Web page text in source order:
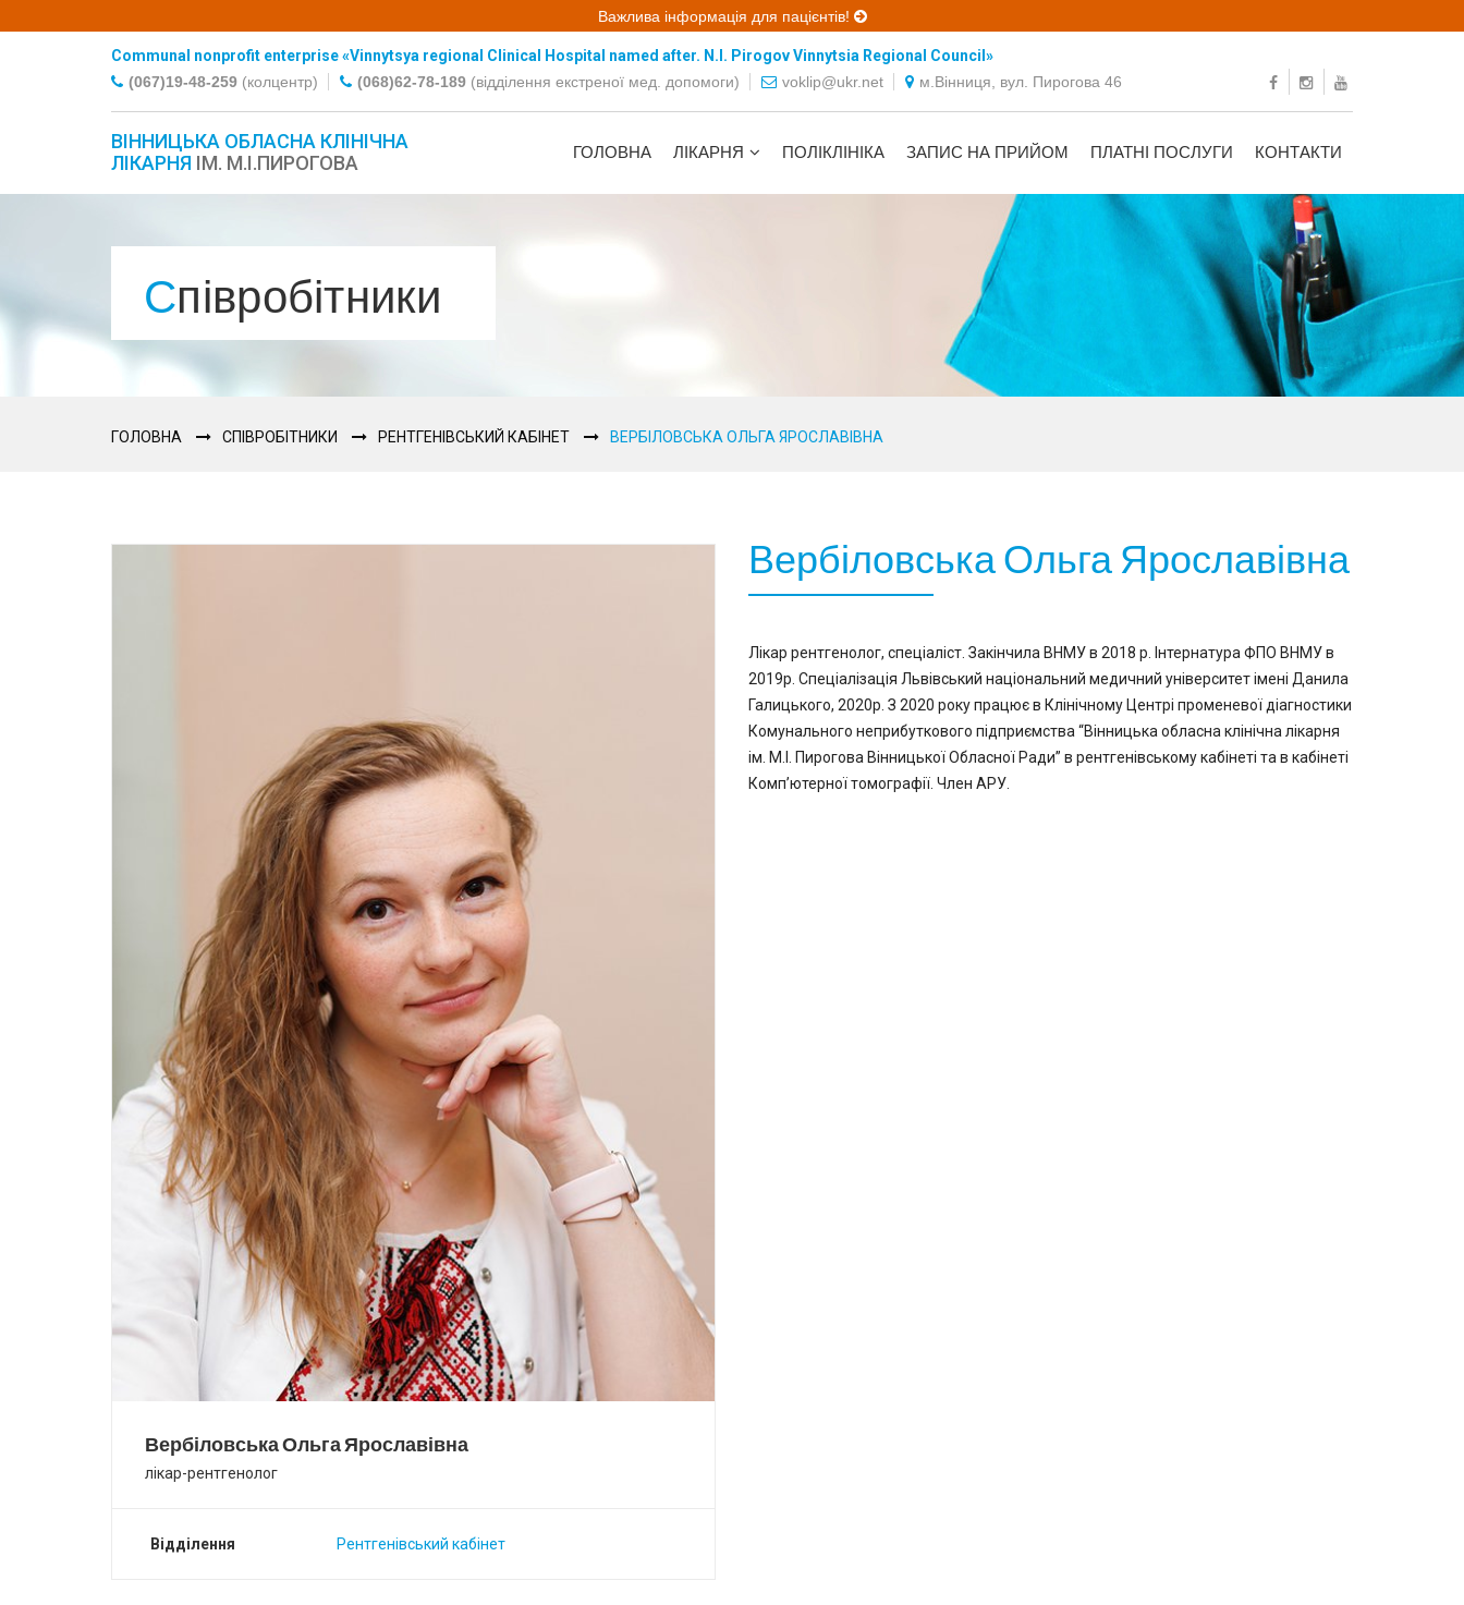
Важлива інформація для пацієнтів!
Communal nonprofit enterprise «Vinnytsya regional Clinical Hospital named after. N.I. Pirogov Vinnytsia Regional Council»
(067)19-48-259 (колцентр) (068)62-78-189 (відділення екстреної мед. допомоги) voklip@ukr.net м.Вінниця, вул. Пирогова 46
ВІННИЦЬКА ОБЛАСНА КЛІНІЧНА
ЛІКАРНЯ ІМ. М.І.ПИРОГОВА ГОЛОВНА ЛІКАРНЯ ПОЛІКЛІНІКА ЗАПИС НА ПРИЙОМ ПЛАТНІ ПОСЛУГИ КОНТАКТИ
Співробітники
ГОЛОВНА СПІВРОБІТНИКИ РЕНТГЕНІВСЬКИЙ КАБІНЕТ ВЕРБІЛОВСЬКА ОЛЬГА ЯРОСЛАВІВНА
Вербіловська Ольга Ярославівна
лікар-рентгенолог
Відділення Рентгенівський кабінет
Вербіловська Ольга Ярославівна
Лікар рентгенолог, спеціаліст. Закінчила ВНМУ в 2018 р. Інтернатура ФПО ВНМУ в
2019р. Спеціалізація Львівський національний медичний університет імені Данила
Галицького, 2020р. З 2020 року працює в Клінічному Центрі променевої діагностики
Комунального неприбуткового підприємства “Вінницька обласна клінічна лікарня
ім. М.І. Пирогова Вінницької Обласної Ради” в рентгенівському кабінеті та в кабінеті
Комп’ютерної томографії. Член АРУ.